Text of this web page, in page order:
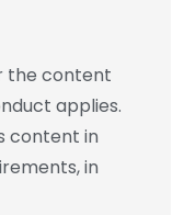
the content
applies.
content in
in